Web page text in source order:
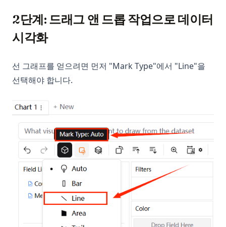
2단계: 드래그 앤 드롭 작업으로 데이터
시각화
선 그래프를 얻으려면 먼저 "Mark Type"에서 "Line"을
선택해야 합니다.